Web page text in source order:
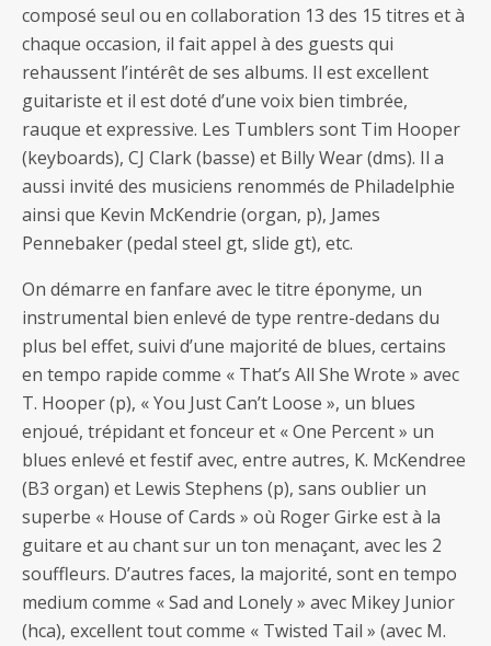
composé seul ou en collaboration 13 des 15 titres et à
chaque occasion, il fait appel à des guests qui
rehaussent l’intérêt de ses albums. Il est excellent
guitariste et il est doté d’une voix bien timbrée,
rauque et expressive. Les Tumblers sont Tim Hooper
(keyboards), CJ Clark (basse) et Billy Wear (dms). Il a
aussi invité des musiciens renommés de Philadelphie
ainsi que Kevin McKendrie (organ, p), James
Pennebaker (pedal steel gt, slide gt), etc.
On démarre en fanfare avec le titre éponyme, un
instrumental bien enlevé de type rentre-dedans du
plus bel effet, suivi d’une majorité de blues, certains
en tempo rapide comme « That’s All She Wrote » avec
T. Hooper (p), « You Just Can’t Loose », un blues
enjoué, trépidant et fonceur et « One Percent » un
blues enlevé et festif avec, entre autres, K. McKendree
(B3 organ) et Lewis Stephens (p), sans oublier un
superbe « House of Cards » où Roger Girke est à la
guitare et au chant sur un ton menaçant, avec les 2
souffleurs. D’autres faces, la majorité, sont en tempo
medium comme « Sad and Lonely » avec Mikey Junior
(hca), excellent tout comme « Twisted Tail » (avec M.